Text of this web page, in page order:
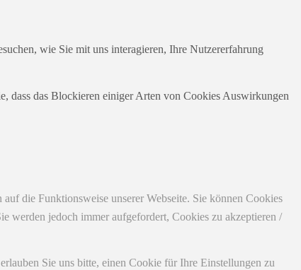
wie Sie mit uns interagieren, Ihre Nutzererfahrung
dass das Blockieren einiger Arten von Cookies Auswirkungen
die Funktionsweise unserer Webseite. Sie können Cookies
werden jedoch immer aufgefordert, Cookies zu akzeptieren /
Sie uns bitte, einen Cookie für Ihre Einstellungen zu